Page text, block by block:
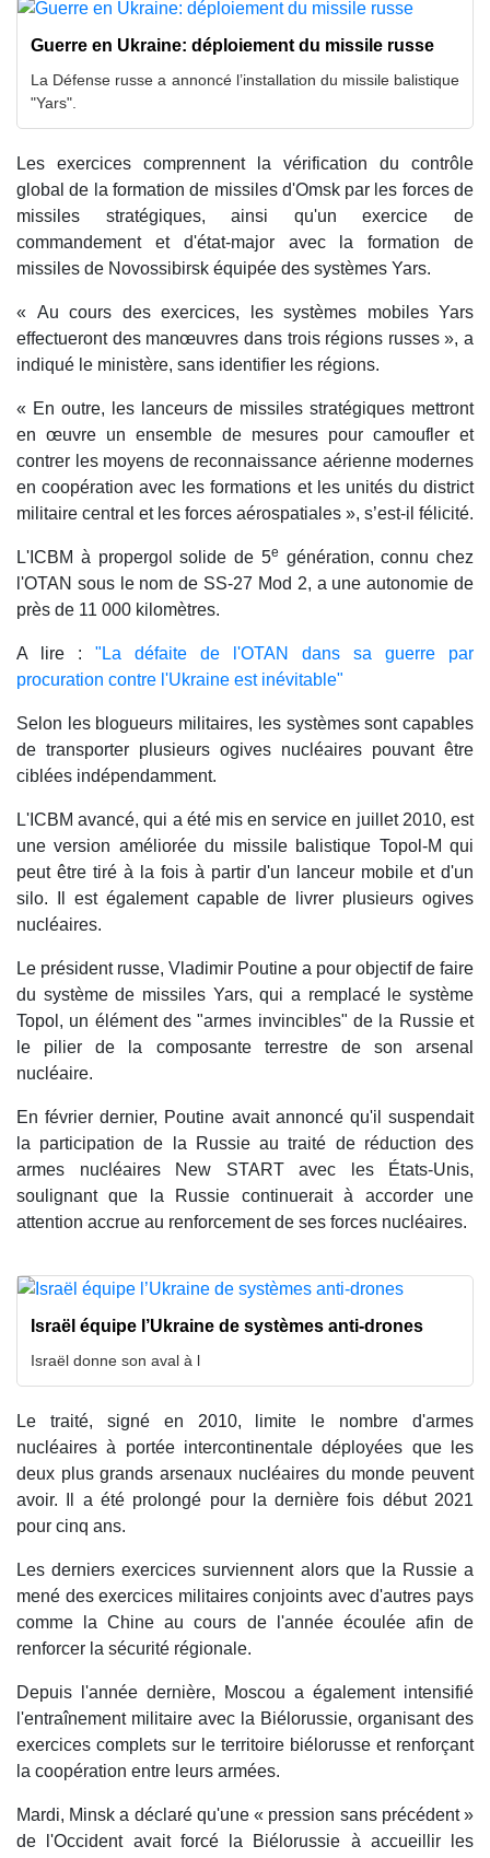
Guerre en Ukraine: déploiement du missile russe
La Défense russe a annoncé l’installation du missile balistique
"Yars".
Les exercices comprennent la vérification du contrôle
global de la formation de missiles d'Omsk par les forces de
missiles stratégiques, ainsi qu'un exercice de
commandement et d'état-major avec la formation de
missiles de Novossibirsk équipée des systèmes Yars.
« Au cours des exercices, les systèmes mobiles Yars
effectueront des manœuvres dans trois régions russes », a
indiqué le ministère, sans identifier les régions.
« En outre, les lanceurs de missiles stratégiques mettront
en œuvre un ensemble de mesures pour camoufler et
contrer les moyens de reconnaissance aérienne modernes
en coopération avec les formations et les unités du district
militaire central et les forces aérospatiales », s’est-il félicité.
L'ICBM à propergol solide de 5e génération, connu chez
l'OTAN sous le nom de SS-27 Mod 2, a une autonomie de
près de 11 000 kilomètres.
A lire : "La défaite de l'OTAN dans sa guerre par
procuration contre l'Ukraine est inévitable"
Selon les blogueurs militaires, les systèmes sont capables
de transporter plusieurs ogives nucléaires pouvant être
ciblées indépendamment.
L'ICBM avancé, qui a été mis en service en juillet 2010, est
une version améliorée du missile balistique Topol-M qui
peut être tiré à la fois à partir d'un lanceur mobile et d'un
silo. Il est également capable de livrer plusieurs ogives
nucléaires.
Le président russe, Vladimir Poutine a pour objectif de faire
du système de missiles Yars, qui a remplacé le système
Topol, un élément des "armes invincibles" de la Russie et
le pilier de la composante terrestre de son arsenal
nucléaire.
En février dernier, Poutine avait annoncé qu'il suspendait
la participation de la Russie au traité de réduction des
armes nucléaires New START avec les États-Unis,
soulignant que la Russie continuerait à accorder une
attention accrue au renforcement de ses forces nucléaires.
Israël équipe l’Ukraine de systèmes anti-drones
Israël donne son aval à l
Le traité, signé en 2010, limite le nombre d'armes
nucléaires à portée intercontinentale déployées que les
deux plus grands arsenaux nucléaires du monde peuvent
avoir. Il a été prolongé pour la dernière fois début 2021
pour cinq ans.
Les derniers exercices surviennent alors que la Russie a
mené des exercices militaires conjoints avec d'autres pays
comme la Chine au cours de l'année écoulée afin de
renforcer la sécurité régionale.
Depuis l'année dernière, Moscou a également intensifié
l'entraînement militaire avec la Biélorussie, organisant des
exercices complets sur le territoire biélorusse et renforçant
la coopération entre leurs armées.
Mardi, Minsk a déclaré qu'une « pression sans précédent »
de l'Occident avait forcé la Biélorussie à accueillir les